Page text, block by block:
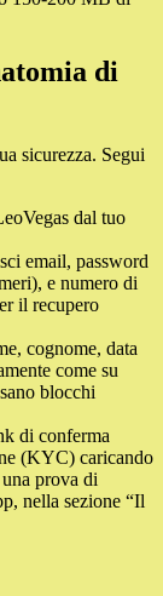
di
sicurezza. Segui
dal tuo
email, password
e numero di
il recupero
cognome, data
come su
blocchi
di conferma
(KYC) caricando
prova di
nella sezione “Il